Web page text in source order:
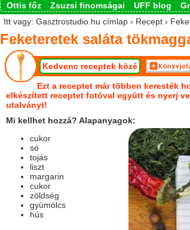
Ottis főz Zsuzsi finomságai UFF blog
Itt vagy: Gasztrostudio.hu címlap › Recept ›
Feketeretek saláta
Kedvenc receptek közé
Ezt a receptet már többen keresték
elkészített receptet fotóval együtt és nyerj
utalványt!
Mi kellhet hozzá? Alapanyagok:
cukor
só
tojás
liszt
margarin
cukor
zöldség
gyümölcs
hús